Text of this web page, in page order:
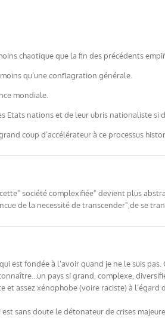
chaotique que la fin des précédents
qu’une conflagration générale.
mondiale.
Etats nations et de leur ubris nationaliste si
coup d’accélérateur à ce processus
société complexifiée" devient plus
de la necessité de transcender",de se
est fondée à l’avoir quand je ne le suis pas.
pays si grand, complexe,
et assez xénophobe (voire raciste) à
sans doute le détonateur de crises